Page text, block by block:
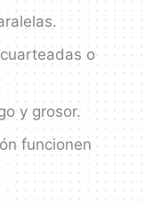
o
y grosor.
funcionen